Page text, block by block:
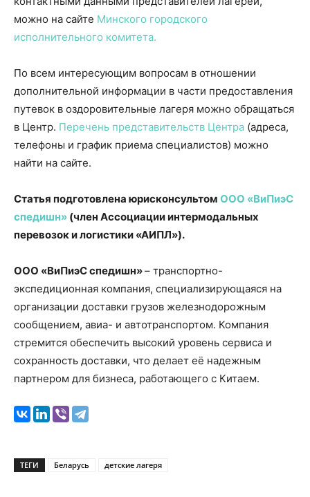
можно на сайте Минского городского
исполнительного комитета.
По всем интересующим вопросам в отношении
дополнительной информации в части предоставления
путевок в оздоровительные лагеря можно обращаться
в Центр. Перечень представительств Центра (адреса,
телефоны и график приема специалистов) можно
найти на сайте.
Статья подготовлена юрисконсультом ООО «ВиПиэС
спедишн» (член Ассоциации интермодальных
перевозок и логистики «АИПЛ»).
ООО «ВиПиэС спедишн»– транспортно-
экспедиционная компания, специализирующаяся на
организации доставки грузов железнодорожным
сообщением, авиа- и автотранспортом. Компания
стремится обеспечить высокий уровень сервиса и
сохранность доставки, что делает её надежным
партнером для бизнеса, работающего с Китаем.
ТЕГИ Беларусь детские лагеря